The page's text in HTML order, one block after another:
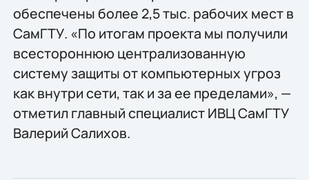
обеспечены более 2,5 тыс. рабочих мест в
СамГТУ. «По итогам проекта мы получили
всестороннюю централизованную
систему защиты от компьютерных угроз
как внутри сети, так и за ее пределами», —
отметил главный специалист ИВЦ СамГТУ
Валерий Салихов.